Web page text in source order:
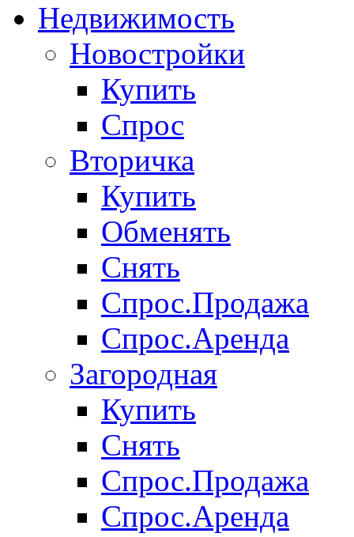
Недвижимость
Новостройки
Купить
Спрос
Вторичка
Купить
Обменять
Снять
Спрос.Продажа
Спрос.Аренда
Загородная
Купить
Снять
Спрос.Продажа
Спрос.Аренда